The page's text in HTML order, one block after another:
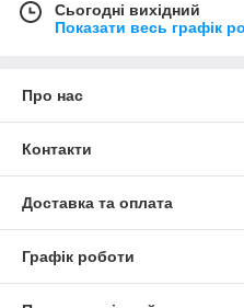
Сьогодні вихідний
Показати весь графік
Про нас
Контакти
Доставка та оплата
Графік роботи